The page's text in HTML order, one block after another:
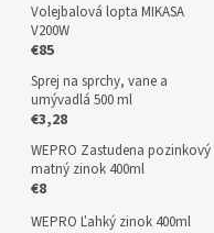
Volejbalová lopta MIKASA
V200W
€85
Sprej na sprchy, vane a
umývadlá 500 ml
€3,28
WEPRO Zastudena pozinkový
matný zinok 400ml
€8
WEPRO Ľahký zinok 400ml